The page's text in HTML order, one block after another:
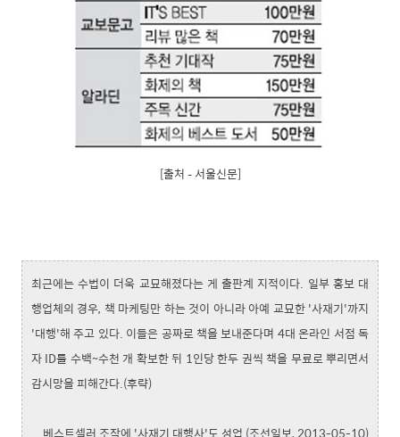
[출처 – 서울신문]
최근에는 수법이 더욱 교묘해졌다는 게 출판계 지적이다. 일부 홍보 대
행업체의 경우, 책 마케팅만 하는 것이 아니라 아예 교묘한 '사재기'까지
'대행'해 주고 있다. 이들은 공짜로 책을 보내준다며 4대 온라인 서점 독
자 ID를 수백~수천 개 확보한 뒤 1인당 한두 권씩 책을 무료로 뿌리면서
감시망을 피해간다.(후략)
베스트셀러 조작에 '사재기 대행사'도 성업 (조선일보, 2013-05-10)